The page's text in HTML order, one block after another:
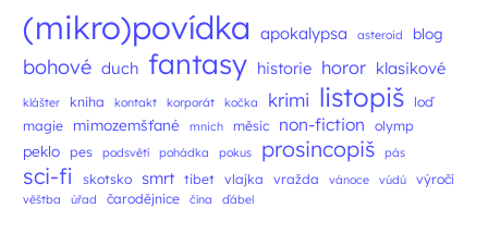
(mikro)povídka apokalypsa asteroid blog
bohové duch fantasy historie horor klasikové
klášter kniha kontakt korporát kočka krimi listopiš
loď
magie
mimozemšťané mnich měsíc non-fiction olymp
peklo pes podsvětí pohádka pokus prosincopiš pás
sci-fi skotsko smrt tibet vlajka vražda vánoce vúdú výročí
věštba úřad čarodějnice čína ďábel